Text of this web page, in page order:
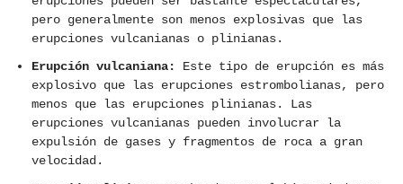
pero generalmente son menos explosivas que las
erupciones vulcanianas o plinianas.
Erupción vulcaniana:
Este tipo de erupción es más
explosivo que las erupciones estrombolianas, pero
menos que las erupciones plinianas. Las
erupciones vulcanianas pueden involucrar la
expulsión de gases y fragmentos de roca a gran
velocidad.